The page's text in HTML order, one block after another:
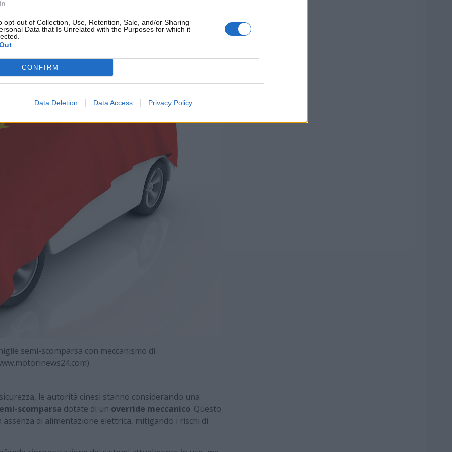
opt-out of Collection, Use, Retention, Sale, and/or Sharing
Data that Is Unrelated with the Purposes for which it
CONFIRM
Data Deletion Data Access Privacy Policy
i brand premium e le startup tecnologiche,
estetico e l’appeal innovativo che offrono, ritenendole
molte aziende generaliste stanno già
e affidabili.
semi-scomparsa con meccanismo di
le autorità cinesi stanno considerando una
scomparsa dotate di un override meccanico. Questo
di alimentazione elettrica, mitigando i rischi di